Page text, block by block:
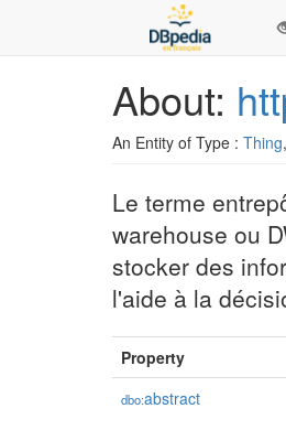
About:
An Entity of Type : Thing
Le terme
warehouse ou
stocker des
l'aide à la
Property
dbo:abstract